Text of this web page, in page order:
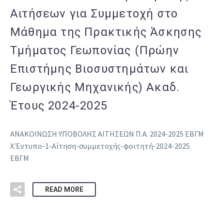
Αιτήσεων για Συμμετοχή στο
Μάθημα της Πρακτικής Άσκησης
Τμήματος Γεωπονίας (Πρώην
Επιστήμης Βιοσυστημάτων και
Γεωργικής Μηχανικής) Ακαδ.
Έτους 2024-2025
ΑΝΑΚΟΙΝΩΣΗ ΥΠΟΒΟΛΗΣ ΑΙΤΗΣΕΩΝ Π.Α. 2024-2025 ΕΒΓΜ
Χ.Έντυπο-1-Αίτηση-συμμετοχής-φοιτητή-2024-2025
ΕΒΓΜ
READ MORE